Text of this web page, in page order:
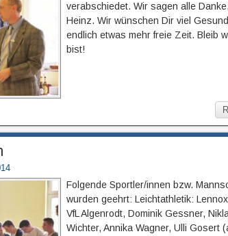
verabschiedet. Wir sagen alle
Heinz. Wir wünschen Dir viel
endlich etwas mehr freie Zeit. Bleib
bist!
Folgende Sportler/innen bzw.
wurden geehrt: Leichtathletik:
VfL Algenrodt, Dominik Gessner,
Wichter, Annika Wagner, Ulli Gosert